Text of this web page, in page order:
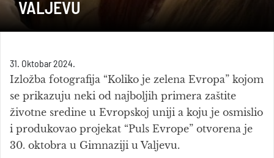
VALJEVU
31. Oktobar 2024.
Izložba fotografija “Koliko je zelena Evropa” kojom
se prikazuju neki od najboljih primera zaštite
životne sredine u Evropskoj uniji a koju je osmislio
i produkovao projekat “Puls Evrope” otvorena je
30. oktobra u Gimnaziji u Valjevu.